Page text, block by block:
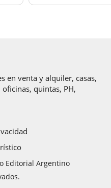
en venta y alquiler, casas,
quintas, PH,
Editorial Argentino